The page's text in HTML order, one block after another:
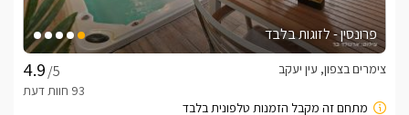
פרונסין - לזוגות בלבד
/5
צימרים בצפון, עין יעקב